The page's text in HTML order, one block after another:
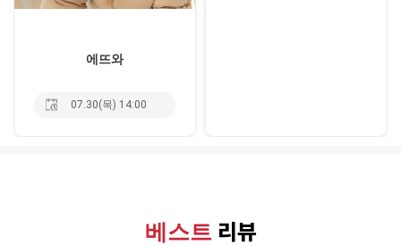
에뜨와
07.30(목) 14:00
베스트리뷰